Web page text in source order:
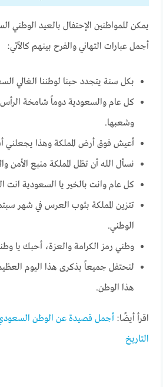
يمكن للمواطنين الإحتفال بالعيد
أجمل عبارات التهاني والفرح بينهم كالآتي:
بكل سنة يتجدد حبنا لوطننا الغالي
كل عام والسعودية دوماً شامخة الرأس
وشعبها.
أعيش فوق أرض المملكة وهذا يجعلني
نسأل الله أن تظل المملكة منبع الأمن
كل عام وانت بالخير يا السعودية انت
تتزين المملكة بثوب العرس في شهر
الوطني.
وطني رمز الكرامة والعزة، أحبك يا
لنحتفل جميعاً بذكرى هذا اليوم
هذا الوطن.
اقرأ أيضًا: أجمل قصيدة عن الوطن
التاريخ